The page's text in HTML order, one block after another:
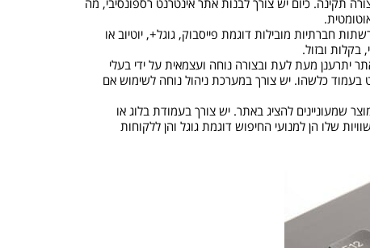
תקינה. כיום יש צורך לבנות אתר אינטרנט רספונסיבי, מה
חברתיות מובילות דוגמת פייסבוק, גוגל+, יוטיוב או
ובזול.
יתרענן מעת לעת ובצורה נוחה ועצמאית על ידי בעלי
כלשהו. יש צורך במערכת ניהול נוחה לשימוש אם
שמעוניינים להציג באתר. יש צורך בעמודת בלוג או
שלו הן למנועי החיפוש דוגמת גוגל והן ללקוחות